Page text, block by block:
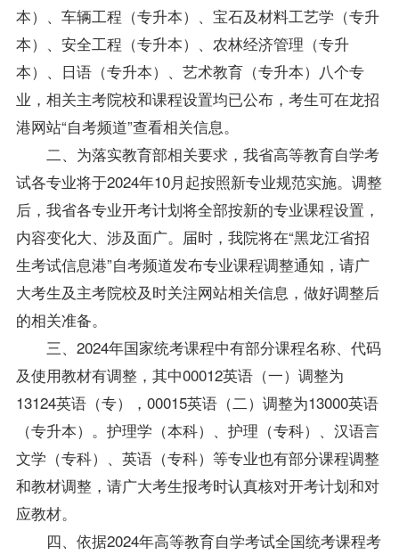
本）、车辆工程（专升本）、宝石及材料工艺学（专升
本）、安全工程（专升本）、农林经济管理（专升
本）、日语（专升本）、艺术教育（专升本）八个专
业，相关主考院校和课程设置均已公布，考生可在龙招
港网站“自考频道”查看相关信息。
二、为落实教育部相关要求，我省高等教育自学考
试各专业将于2024年10月起按照新专业规范实施。调整
后，我省各专业开考计划将全部按新的专业课程设置，
内容变化大、涉及面广。届时，我院将在“黑龙江省招
生考试信息港”自考频道发布专业课程调整通知，请广
大考生及主考院校及时关注网站相关信息，做好调整后
的相关准备。
三、2024年国家统考课程中有部分课程名称、代码
及使用教材有调整，其中00012英语（一）调整为
13124英语（专），00015英语（二）调整为13000英语
（专升本）。护理学（本科）、护理（专科）、汉语言
文学（专科）、英语（专科）等专业也有部分课程调整
和教材调整，请广大考生报考时认真核对开考计划和对
应教材。
四、依据2024年高等教育自学考试全国统考课程考